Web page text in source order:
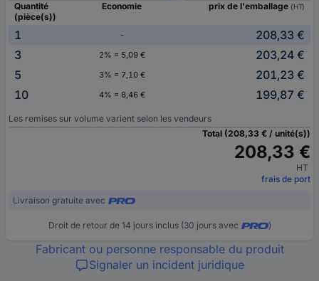
Quantité
(pièce(s))
Economie prix de l'emballage (HT)
1 -
208,33 €
3
2% = 5,09 €
203,24 €
5
3% = 7,10 €
201,23 €
10
4% = 8,46 € 199,87 €
Les remises sur volume varient selon les vendeurs
Total (208,33 € / unité(s))
208,33 €
HT
frais de port
Livraison gratuite avec
Droit de retour de 14 jours inclus (30 jours avec )
Fabricant ou personne responsable du produit
Signaler un incident juridique